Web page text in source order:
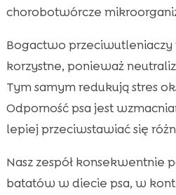
chorobotwórcze
Bogactwo przeciwutleniaczy
korzystne, ponieważ
Tym samym redukują stres
Odporność psa jest
lepiej przeciwstawiać się
Nasz zespół konsekwentnie
batatów w diecie psa, w